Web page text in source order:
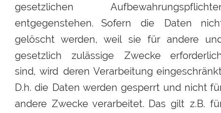
gesetzlichen
entgegenstehen.
Sofern die Daten
gelöscht werden, weil sie für andere
gesetzlich
zulässige Zwecke
sind, wird deren Verarbeitung
D.h. die Daten werden gesperrt und nicht
andere Zwecke verarbeitet. Das gilt z.B.